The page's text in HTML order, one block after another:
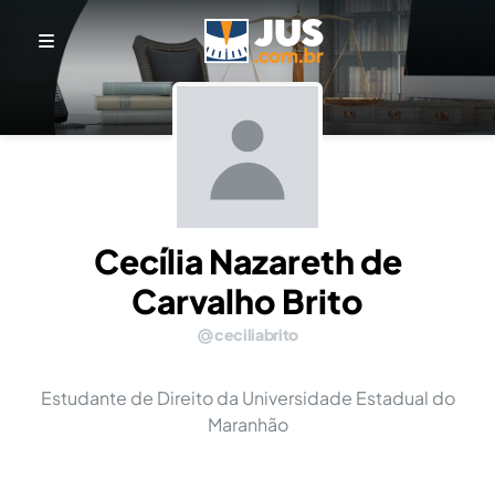
Cecília Nazareth de
Carvalho Brito
ceciliabrito
Estudante de Direito da Universidade Estadual do
Maranhão